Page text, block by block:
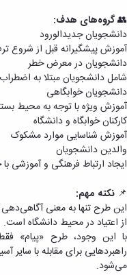
👥گروه‌های هدف:
دانشجویان جدیدالورود
آموزش پیشگیرانه قبل از شروع
دانشجویان در معرض خطر
شامل دانشجویان مبتلا به
دانشجویان خوابگاهی
آموزش ویژه با توجه به محیط
کارکنان خوابگاه و دانشگاه
آموزش شناسایی موارد مشکوک
والدین دانشجویان
ایجاد ارتباط فرهنگی و آموزشی با
📌 نکته مهم:
این طرح تنها به معنی
از اعتیاد در محیط دانشگاه است.
با این وجود، طرح «پیام»
راهبردهایی برای مقابله با
می‌شود.